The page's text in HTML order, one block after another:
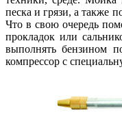
песка и грязи, а также
Что в свою очередь
прокладок или
выполнять бензином
компрессор с